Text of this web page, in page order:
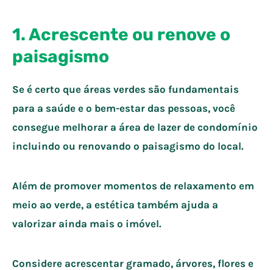
1. Acrescente ou renove o
paisagismo
Se é certo que áreas verdes são fundamentais
para a saúde e o bem-estar das pessoas, você
consegue melhorar a área de lazer de condomínio
incluindo ou renovando o paisagismo do local.
Além de promover momentos de relaxamento em
meio ao verde, a estética também ajuda a
valorizar ainda mais o imóvel.
Considere acrescentar gramado, árvores, flores e